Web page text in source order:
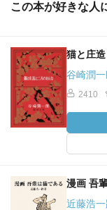
この本が好きな人
猫と庄
谷崎潤一
2410
漫画 吾
近藤浩一